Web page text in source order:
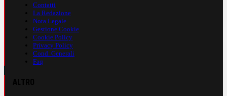
Contatti
La Redazione
Nota Legale
Gestione Cookie
Cookie Policy
Privacy Policy
Cond. Generali
Faq